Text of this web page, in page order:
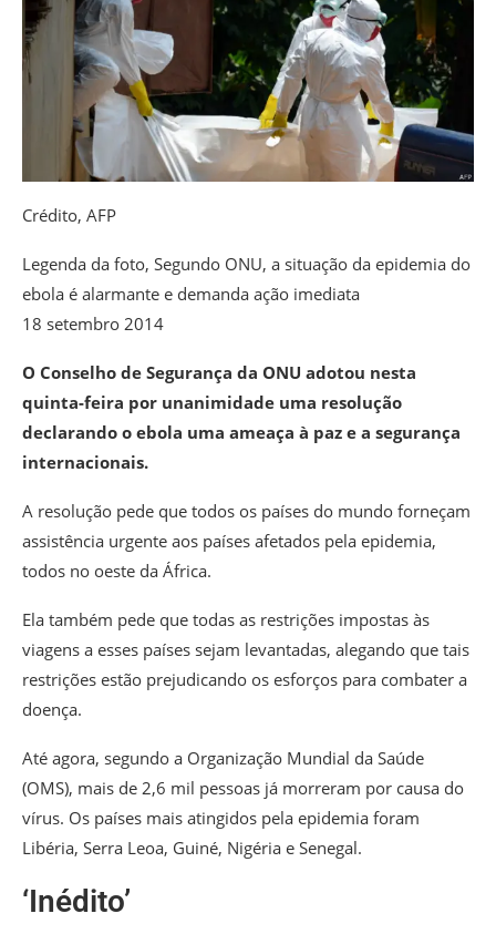
Crédito, AFP
Legenda da foto, Segundo ONU, a situação da epidemia do
ebola é alarmante e demanda ação imediata
18 setembro 2014
O Conselho de Segurança da ONU adotou nesta
quinta-feira por unanimidade uma resolução
declarando o ebola uma ameaça à paz e a segurança
internacionais.
A resolução pede que todos os países do mundo forneçam
assistência urgente aos países afetados pela epidemia,
todos no oeste da África.
Ela também pede que todas as restrições impostas às
viagens a esses países sejam levantadas, alegando que tais
restrições estão prejudicando os esforços para combater a
doença.
Até agora, segundo a Organização Mundial da Saúde
(OMS), mais de 2,6 mil pessoas já morreram por causa do
vírus. Os países mais atingidos pela epidemia foram
Libéria, Serra Leoa, Guiné, Nigéria e Senegal.
‘Inédito’